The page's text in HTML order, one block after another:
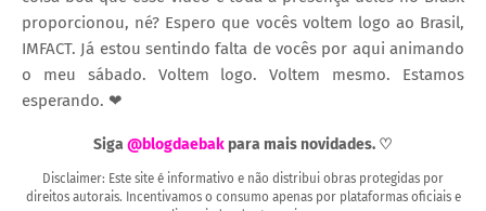
proporcionou, né? Espero que vocês voltem logo ao Brasil,
IMFACT. Já estou sentindo falta de vocês por aqui animando
o meu sábado. Voltem logo. Voltem mesmo. Estamos
esperando. ❤
Siga @blogdaebak para mais novidades. ♡
Disclaimer: Este site é informativo e não distribui obras protegidas por
direitos autorais. Incentivamos o consumo apenas por plataformas oficiais e